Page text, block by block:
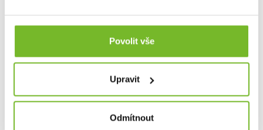
Povolit vše
Upravit
Odmítnout
Zlato je velmi speciální materiál. Kvůli zlatu se vedly války,
okrádají se a vraždí lidé. Dnes se stále častěji dozvíte, že
zlato je vynikající elektrický vodič a je extrémně odolné.
Jeho odolnost spočívá ve schopnosti nepodléhat korozi a
přibližně 70% poruch svítilen lze přičíst korozivním
poškozením způsobených kyselinou nebo plynem z baterií.
Proto mají svítilny LEDLENSER pozlacené kontakty. Díky
tomuto drahému opatření vydrží svítilny LEDLENSER celá